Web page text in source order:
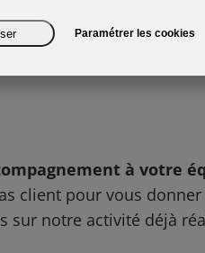
pour l’avenir.
façonnerons l’avenir
à votre
client pour vous donner
sur notre activité déjà
Paramétrer les cookies